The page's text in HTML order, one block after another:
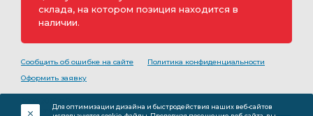
склада, на котором позиция находится в
наличии.
Сообщить об ошибке на сайте
Политика конфиденциальности
Оформить заявку
обозначением ООО «РуМоторс». Все права на
Для оптимизации дизайна и быстродействия наших веб-сайтов